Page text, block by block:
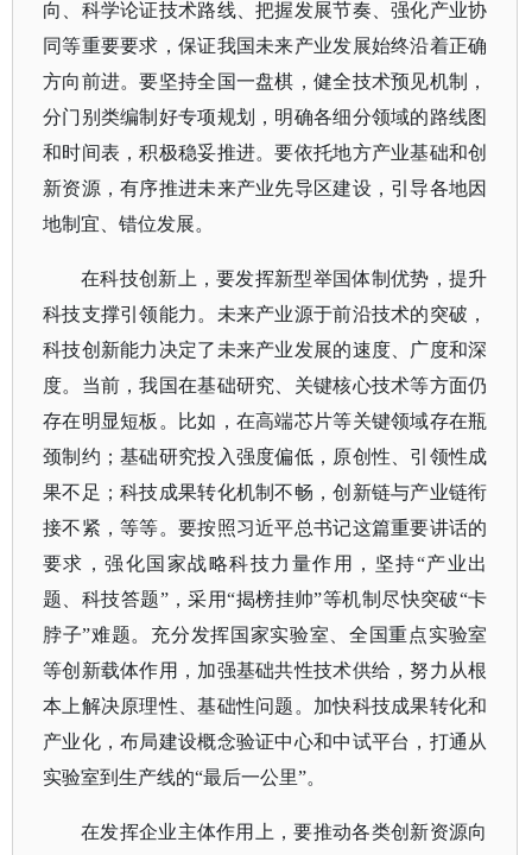
向、科学论证技术路线、把握发展节奏、强化产业协
同等重要要求，保证我国未来产业发展始终沿着正确
方向前进。要坚持全国一盘棋，健全技术预见机制，
分门别类编制好专项规划，明确各细分领域的路线图
和时间表，积极稳妥推进。要依托地方产业基础和创
新资源，有序推进未来产业先导区建设，引导各地因
地制宜、错位发展。
在科技创新上，要发挥新型举国体制优势，提升
科技支撑引领能力。未来产业源于前沿技术的突破，
科技创新能力决定了未来产业发展的速度、广度和深
度。当前，我国在基础研究、关键核心技术等方面仍
存在明显短板。比如，在高端芯片等关键领域存在瓶
颈制约；基础研究投入强度偏低，原创性、引领性成
果不足；科技成果转化机制不畅，创新链与产业链衔
接不紧，等等。要按照习近平总书记这篇重要讲话的
要求，强化国家战略科技力量作用，坚持“产业出
题、科技答题”，采用“揭榜挂帅”等机制尽快突破“卡
脖子”难题。充分发挥国家实验室、全国重点实验室
等创新载体作用，加强基础共性技术供给，努力从根
本上解决原理性、基础性问题。加快科技成果转化和
产业化，布局建设概念验证中心和中试平台，打通从
实验室到生产线的“最后一公里”。
在发挥企业主体作用上，要推动各类创新资源向